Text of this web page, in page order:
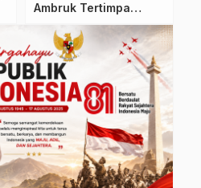
Ambruk Tertimpa
Pohon Beringin
Tumbang di Mamasa